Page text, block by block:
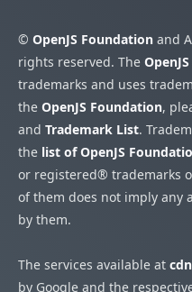
© OpenJS Foundation and
rights reserved. The
trademarks and uses
the OpenJS Foundation,
and Trademark List.
the list of OpenJS
or registered® trademarks
of them does not imply any
by them.
The services available at
by Google and the